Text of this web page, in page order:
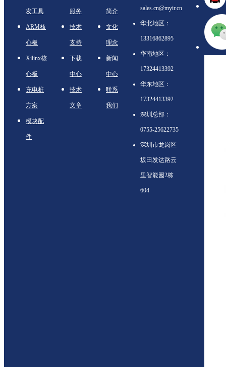
发工具
ARM核
心板
Xilinx核
心板
充电桩
方案
模块配
件
服务
技术
支持
下载
中心
技术
文章
简介
文化
理念
新闻
中心
联系
我们
sales.cn@myir.cn
华北地区：
13316862895
华南地区：
17324413392
华东地区：
17324413392
深圳总部：
0755-25622735
深圳市龙岗区
坂田发达路云
里智能园2栋
604